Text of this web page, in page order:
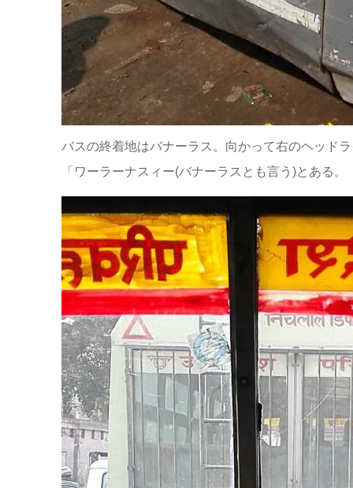
バスの終着地はバナーラス。向かって右のヘッド
「ワーラーナスィー(バナーラスとも言う)とある。